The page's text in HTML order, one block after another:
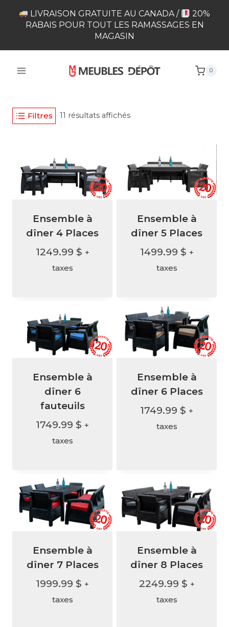
LIVRAISON GRATUITE AU CANADA /
20%
RABAIS POUR TOUT LES RAMASSAGES EN
MAGASIN
0
Filtres 11 résultats affichés
Ensemble à
dîner 4 Places
1249.99 $ +
taxes
Ensemble à
dîner 5 Places
1499.99 $ +
taxes
Ensemble à
dîner 6
fauteuils
1749.99 $ +
taxes
Ensemble à
dîner 6 Places
1749.99 $ +
taxes
Ensemble à
dîner 7 Places
1999.99 $ +
taxes
Ensemble à
dîner 8 Places
2249.99 $ +
taxes